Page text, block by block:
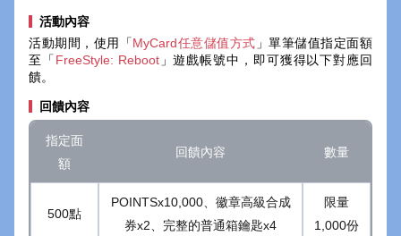
活動內容
活動期間，使用「MyCard任意儲值方式 」單筆儲值指定面額
至「 FreeStyle: Reboot」遊戲帳號中，即可獲得以下對應回
饋。
回饋內容
指定面
額
回饋內容 數量
500點
POINTSx10,000、徽章高級合成
券x2、完整的普通箱鑰匙x4
限量
1,000份